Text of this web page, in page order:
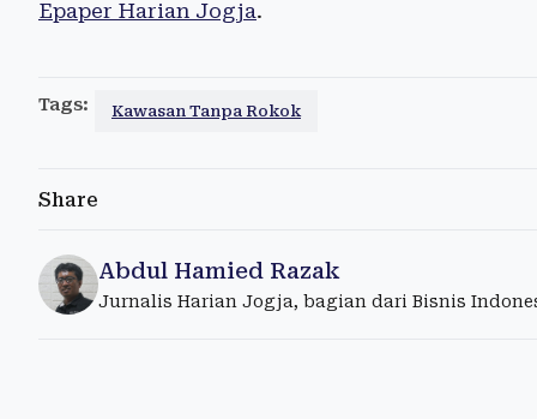
Epaper Harian Jogja.
Tags: Kawasan Tanpa Rokok
Share
Abdul Hamied Razak
Jurnalis Harian Jogja, bagian dari Bisnis